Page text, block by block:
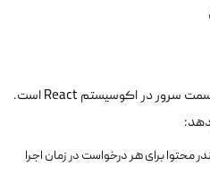
Next.js استاندارد طلایی برای رندر سمت سرور در اکوسیستم React است.
محتوا برای هر درخواست در زمان اجرا